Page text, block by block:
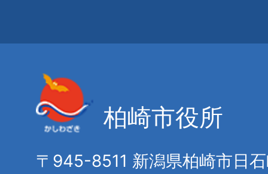
柏崎市役所
〒945-8511 新潟県柏崎市日